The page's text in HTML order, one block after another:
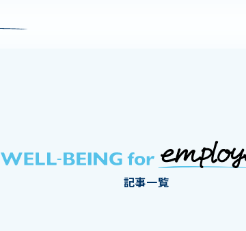
記事一覧